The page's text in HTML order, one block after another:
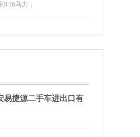
116马力，
易捷源二手车进出口有